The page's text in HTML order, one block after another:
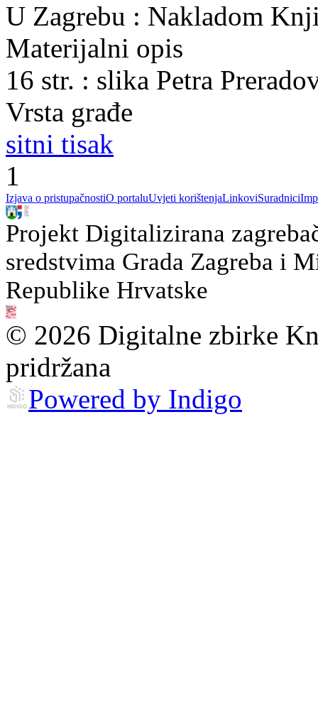
U Zagrebu : Nakladom
Materijalni opis
16 str. : slika Petra
Vrsta građe
sitni tisak
1
Izjava o pristupačnostiO portaluUvjeti korištenjaLinkoviSuradnici
Projekt Digitalizirana
sredstvima Grada Zagreba i
Republike Hrvatske
© 2026 Digitalne zbirke
pridržana
Powered by Indigo